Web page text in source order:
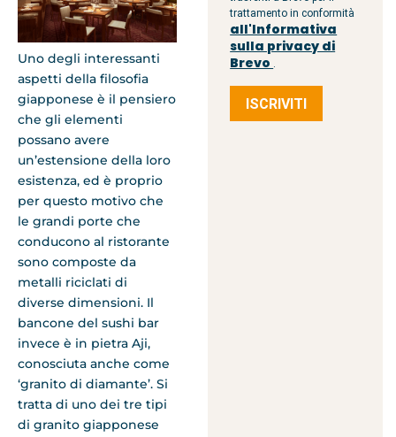
Uno degli interessanti
aspetti della filosofia
giapponese è il pensiero
che gli elementi
possano avere
un’estensione della loro
esistenza, ed è proprio
per questo motivo che
le grandi porte che
conducono al ristorante
sono composte da
metalli riciclati di
diverse dimensioni. Il
bancone del sushi bar
invece è in pietra Aji,
conosciuta anche come
‘granito di diamante’. Si
tratta di uno dei tre tipi
di granito giapponese
trattamento in conformità
all'Informativa
sulla privacy di
Brevo .
ISCRIVITI